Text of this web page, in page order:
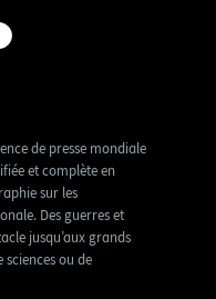
de presse mondiale
et complète en
sur les
Des guerres et
jusqu’aux grands
sciences ou de